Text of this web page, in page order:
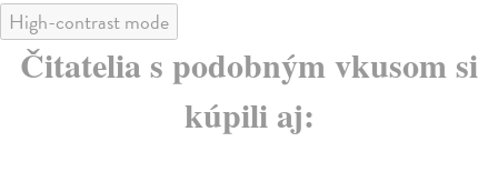
High-contrast mode
Čitatelia s podobným vkusom si
kúpili aj: